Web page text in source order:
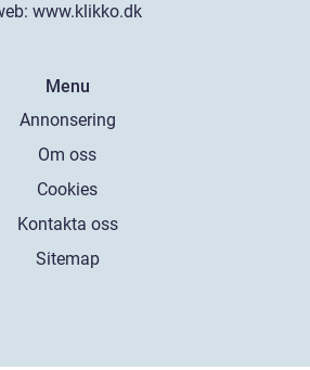
www.klikko.dk
Menu
Annonsering
Om oss
Cookies
Kontakta oss
Sitemap